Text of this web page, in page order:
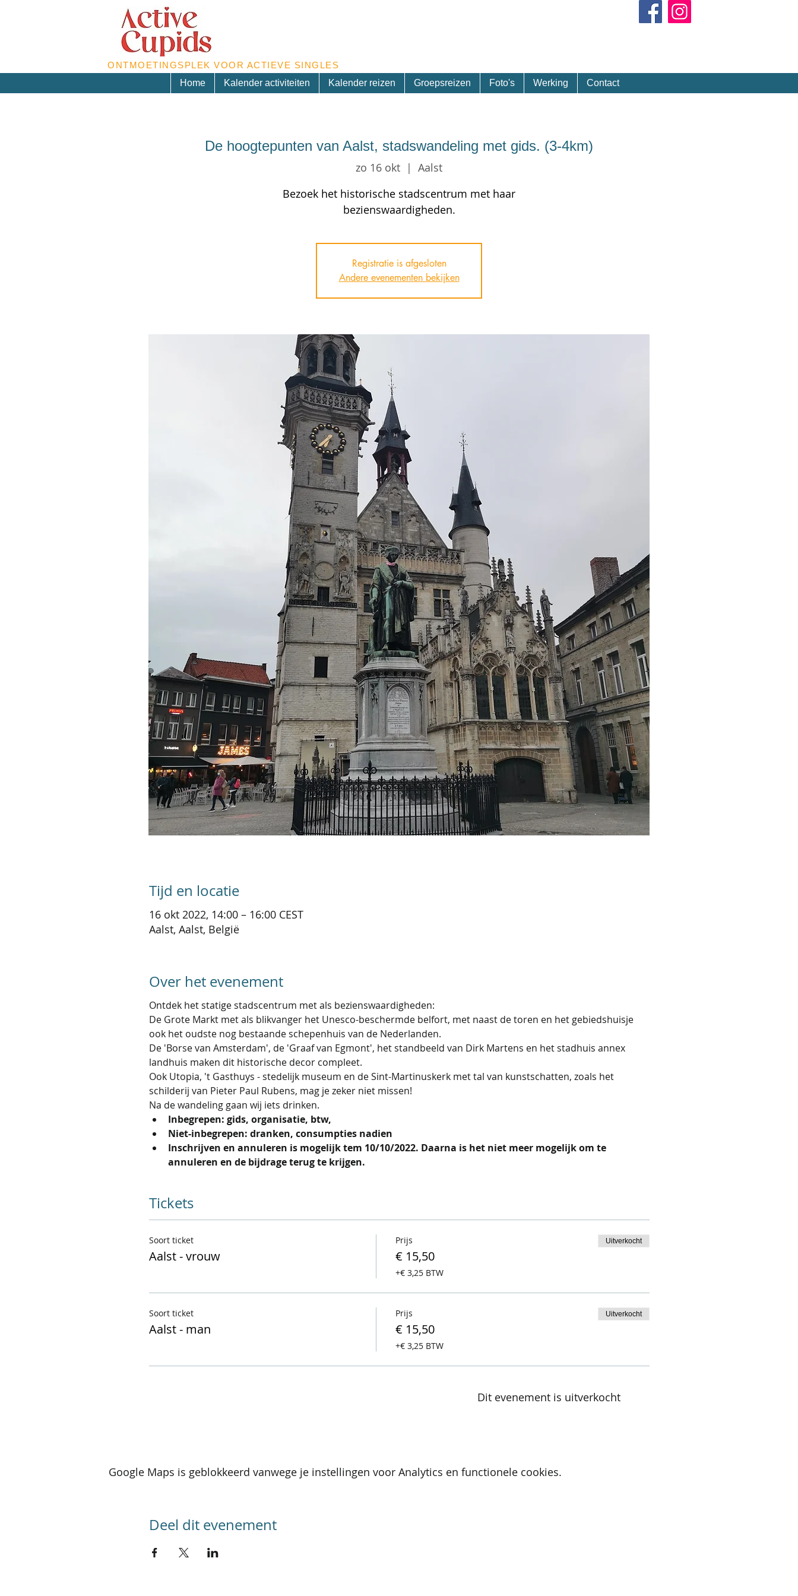
ONTMOETINGSPLEK VOOR ACTIEVE SINGLES
Home
Kalender activiteiten Kalender reizen Groepsreizen Foto's Werking Contact
De hoogtepunten van Aalst, stadswandeling met gids. (3-4km)
zo 16 okt
  |
Aalst
Bezoek het historische stadscentrum met haar
bezienswaardigheden.
Registratie is afgesloten
Andere evenementen bekijken
Tijd en locatie
16 okt 2022, 14:00 – 16:00 CEST
Aalst, Aalst, België
Over het evenement
Ontdek het statige stadscentrum met als bezienswaardigheden:
De Grote Markt met als blikvanger het Unesco-beschermde belfort, met naast de toren en het gebiedshuisje
ook het oudste nog bestaande schepenhuis van de Nederlanden.
De 'Borse van Amsterdam', de 'Graaf van Egmont', het standbeeld van Dirk Martens en het stadhuis annex
landhuis maken dit historische decor compleet.
Ook Utopia, 't Gasthuys - stedelijk museum en de Sint-Martinuskerk met tal van kunstschatten, zoals het
schilderij van Pieter Paul Rubens, mag je zeker niet missen!
Na de wandeling gaan wij iets drinken.
Inbegrepen: gids, organisatie, btw,
Niet-inbegrepen: dranken, consumpties nadien
Inschrijven en annuleren is mogelijk tem 10/10/2022. Daarna is het niet meer mogelijk om te
annuleren en de bijdrage terug te krijgen.
Tickets
Soort ticket
Aalst - vrouw
Prijs
€ 15,50
+€ 3,25 BTW
Uitverkocht
Soort ticket
Aalst - man
Prijs
€ 15,50
+€ 3,25 BTW
Uitverkocht
Dit evenement is uitverkocht
Google Maps is geblokkeerd vanwege je instellingen voor Analytics en functionele cookies.
Deel dit evenement